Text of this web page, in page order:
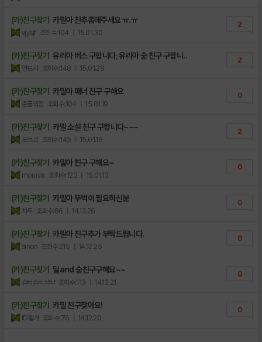
(카)친구찾기 카밀아 친추좀해주세요 ㅠ.ㅠ
vjysjf 조회수:104 | 15.01.30
2
(카)친구찾기 유리아 버스 구합니다, 유리아 숟 친구 구합니..
면보샤 조회수:148 | 15.01.28
2
(카)친구찾기 카밀아 매너 친구 구해요
춘풍의장 조회수:104 | 15.01.19
0
(카)친구찾기 카밀 소설 친구 구합니다~~~
도브로 조회수:145 | 15.01.16
2
(카)친구찾기 카밀아 친구 구해요~
moruvis 조회수:123 | 15.01.13
0
(카)친구찾기 카밀아 뚜벅이 필요하신분
차두 조회수:86 | 14.12.26
0
(카)친구찾기 카밀아 친구추가 부탁드립니다.
sinon 조회수:215 | 14.12.25
0
(카)친구찾기 딜and 숟친구구해요~~
슈비슈비샥샥 조회수:113 | 14.12.21
0
(카)친구찾기 카밀 친구찾아요!
ID황가 조회수:76 | 14.12.20
0